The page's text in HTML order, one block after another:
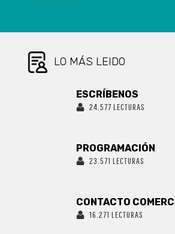
LO MÁS LEIDO
ESCRÍBENOS
24.577 LECTURAS
PROGRAMACIÓN
23.571 LECTURAS
CONTACTO
16.271 LECTURAS